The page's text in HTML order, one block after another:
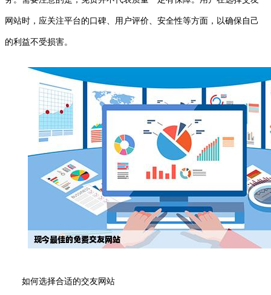
网站时，应关注平台的口碑、用户评价、安全性等方面，以确保自己
的利益不受损害。
如何选择合适的交友网站